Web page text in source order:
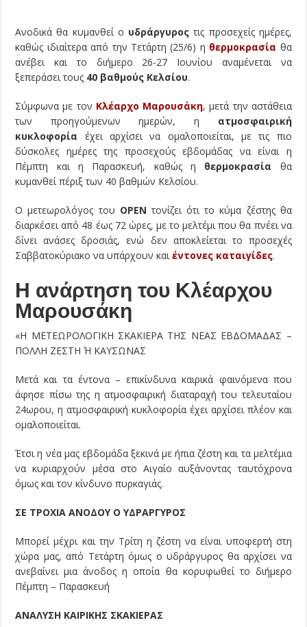
Ανοδικά θα κυμανθεί ο υδράργυρος τις προσεχείς ημέρες,
καθώς ιδιαίτερα από την Τετάρτη (25/6) η θερμοκρασία θα
ανέβει και το διήμερο 26-27 Ιουνίου αναμένεται να
ξεπεράσει τους 40 βαθμούς Κελσίου.
Σύμφωνα με τον Κλέαρχο Μαρουσάκη, μετά την αστάθεια
των προηγούμενων ημερών, η ατμοσφαιρική
κυκλοφορία έχει αρχίσει να ομαλοποιείται, με τις πιο
δύσκολες ημέρες της προσεχούς εβδομάδας να είναι η
Πέμπτη και η Παρασκευή, καθώς η θερμοκρασία θα
κυμανθεί πέριξ των 40 βαθμών Κελσίου.
Ο μετεωρολόγος του OPEN τονίζει ότι το κύμα ζέστης θα
διαρκέσει από 48 έως 72 ώρες, με το μελτέμι που θα πνέει να
δίνει ανάσες δροσιάς, ενώ δεν αποκλείεται το προσεχές
Σαββατοκύριακο να υπάρχουν καιέντονες καταιγίδες.
Η ανάρτηση του Κλέαρχου
Μαρουσάκη
«Η ΜΕΤΕΩΡΟΛΟΓΙΚΗ ΣΚΑΚΙΕΡΑ ΤΗΣ ΝΕΑΣ ΕΒΔΟΜΑΔΑΣ –
ΠΟΛΛΗ ΖΕΣΤΗ Ή ΚΑΥΣΩΝΑΣ
Μετά και τα έντονα – επικίνδυνα καιρικά φαινόμενα που
άφησε πίσω της η ατμοσφαιρική διαταραχή του τελευταίου
24ωρου, η ατμοσφαιρική κυκλοφορία έχει αρχίσει πλέον και
ομαλοποιείται.
Έτσι η νέα μας εβδομάδα ξεκινά με ήπια ζέστη και τα μελτέμια
να κυριαρχούν μέσα στο Αιγαίο αυξάνοντας ταυτόχρονα
όμως και τον κίνδυνο πυρκαγιάς.
ΣΕ ΤΡΟΧΙΑ ΑΝΟΔΟΥ Ο ΥΔΡΑΡΓΥΡΟΣ
Μπορεί μέχρι και την Τρίτη η ζέστη να είναι υποφερτή στη
χώρα μας, από Τετάρτη όμως ο υδράργυρος θα αρχίσει να
ανεβαίνει μια άνοδος η οποία θα κορυφωθεί το διήμερο
Πέμπτη – Παρασκευή
ΑΝΑΛΥΣΗ ΚΑΙΡΙΚΗΣ ΣΚΑΚΙΕΡΑΣ